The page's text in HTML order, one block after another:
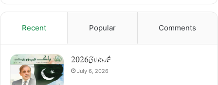
Recent Popular Comments
شمارہ جولائ 2026
July 6, 2026